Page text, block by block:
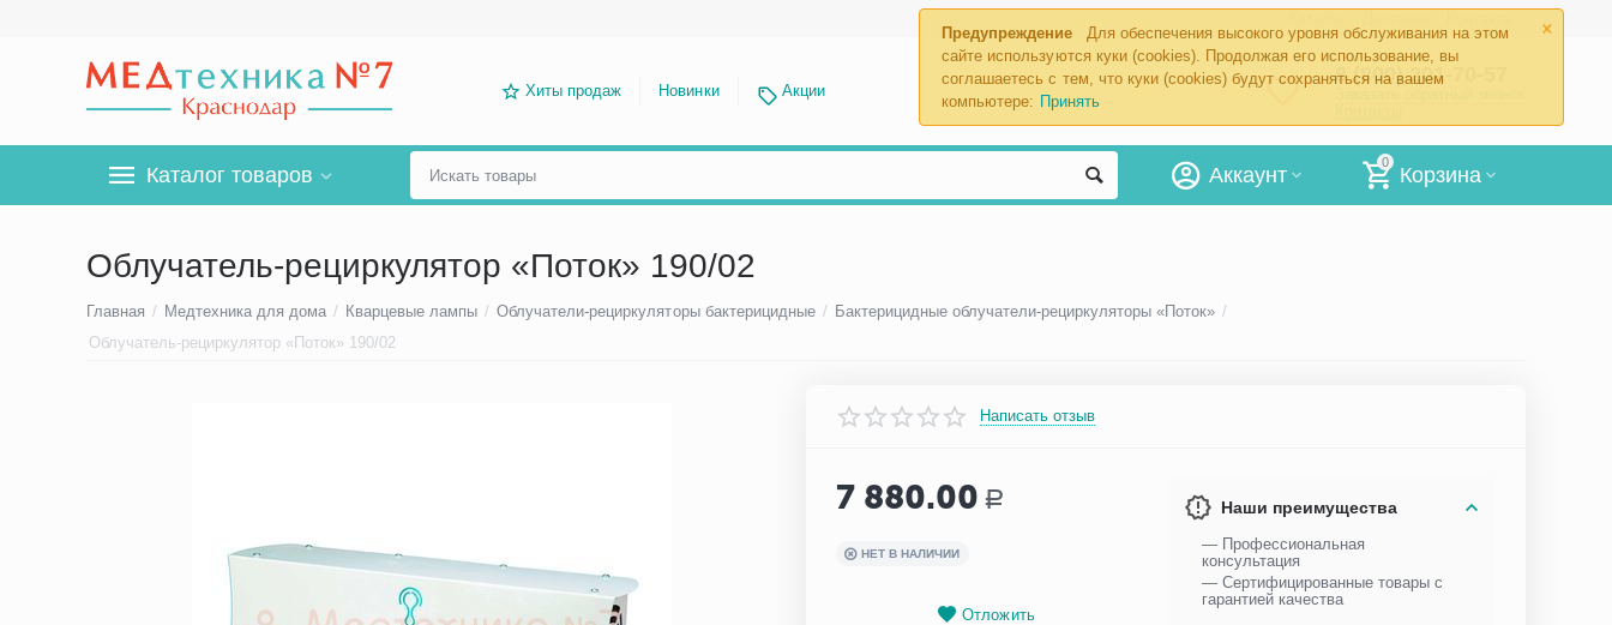
×
Предупреждение
Для обеспечения высокого уровня обслуживания на этом
сайте используются куки (cookies). Продолжая его использование, вы
соглашаетесь с тем, что куки (cookies) будут сохраняться на вашем
компьютере: Принять
Хиты продаж Новинки Акции
8 (800) 201-70-57
Каталог товаров
0
Корзина
Аккаунт
Облучатель-рециркулятор «Поток» 190/02
Главная / Медтехника для дома / Кварцевые лампы / Облучатели-рециркуляторы бактерицидные / Бактерицидные облучатели-рециркуляторы «Поток» /
Облучатель-рециркулятор «Поток» 190/02
Написать отзыв
7 880.00 Р
НЕТ В НАЛИЧИИ
Отложить
Наши преимущества
— Профессиональная
консультация
— Сертифицированные товары с
гарантией качества